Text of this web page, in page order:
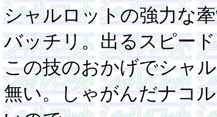
シャルロットの強力な
バッチリ。出るスピー
この技のおかげでシャ
無い。しゃがんだナコ